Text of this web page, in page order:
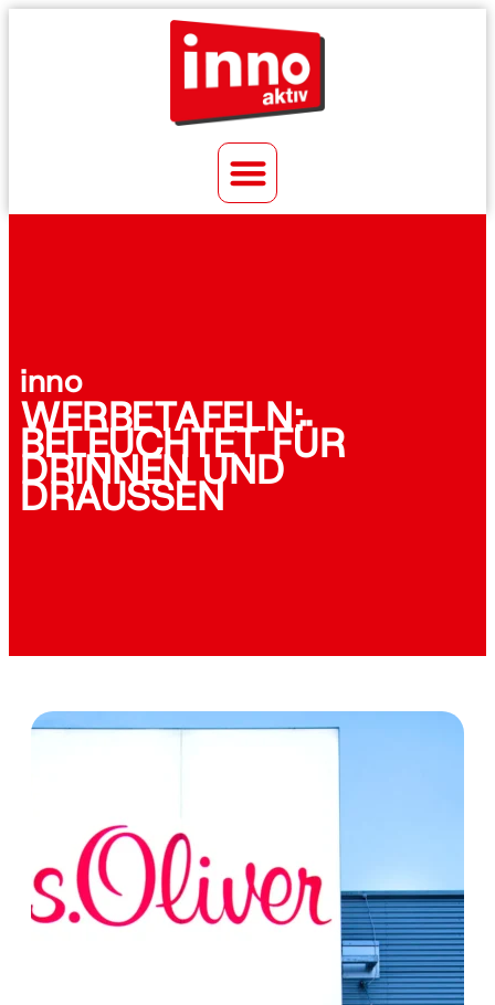
inno
WERBETAFELN:
BELEUCHTET FÜR
DRINNEN UND
DRAUSSEN